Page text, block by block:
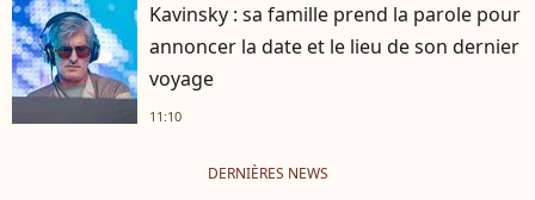
Kavinsky : sa famille prend la parole pour
annoncer la date et le lieu de son dernier
voyage
11:10
DERNIÈRES NEWS